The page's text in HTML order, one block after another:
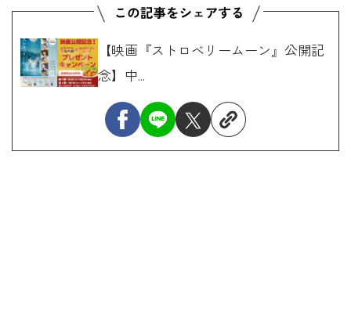
【映画『ストロベリームーン』公開記
念】中...